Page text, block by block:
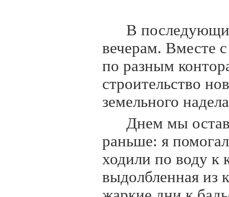
В
вечерам. Вместе
по разным
строительство
земельного
Днем мы
раньше: я
ходили по воду к
выдолбленная из